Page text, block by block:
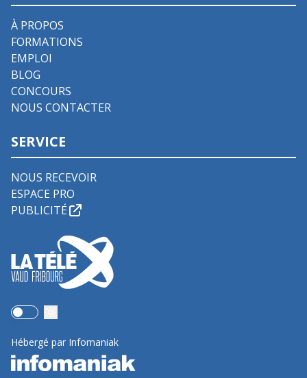
À PROPOS
FORMATIONS
EMPLOI
BLOG
CONCOURS
NOUS CONTACTER
SERVICE
NOUS RECEVOIR
ESPACE PRO
PUBLICITÉ
Use setting
Hébergé par Infomaniak